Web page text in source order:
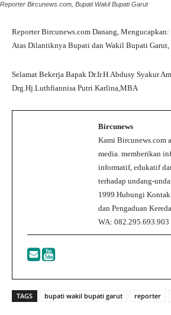
Reporter Bircunews.com, Bupati Wakil Bupati Garut
Reporter Bircunews.com Danang,
Atas Dilantiknya Bupati dan Wakil Bupati Garut,
Selamat Bekerja Bapak Dr.Ir.H.Abdusy Syakur
Drg.Hj.Luthfiannisa Putri Karlina,MBA
Bircunews
Kami Bircunews.com
media. memberikan
informatif, edukatif
terhadap undang-
1999.Hubungi
dan Pengaduan
WA: 082.295.693.903
TAGS bupati wakil bupati garut reporter